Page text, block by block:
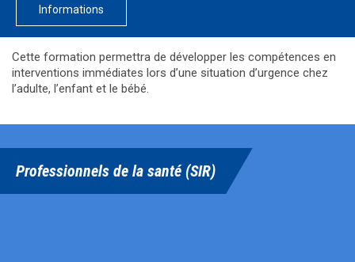
Informations
Cette formation permettra de développer les compétences en
interventions immédiates lors d’une situation d’urgence chez
l’adulte, l’enfant et le bébé.
Professionnels de la santé (SIR)